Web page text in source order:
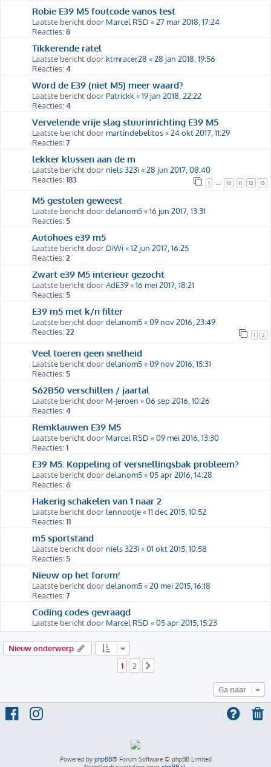
Robie E39 M5 foutcode vanos test
Laatste bericht door Marcel RSD «27 mar 2018, 17:24
Reacties:8
Tikkerende ratel
Laatste bericht door ktmracer28 «28 jan 2018, 19:56
Reacties:4
Word de E39 (niet M5) meer waard?
Laatste bericht door Patrickk «19 jan 2018, 22:22
Reacties:4
Vervelende vrije slag stuurinrichting E39 M5
Laatste bericht door martindebelitos«24 okt 2017, 11:29
Reacties:7
lekker klussen aan de m
Laatste bericht door niels 323i«28 jun 2017, 08:40
Reacties:183 1 10 11 12 13
M5 gestolen geweest
Laatste bericht doordelanom5«16 jun 2017, 13:31
Reacties: 5
Autohoes e39 m5
Laatste bericht door DiWi«12 jun 2017, 16:25
Reacties:2
Zwart e39 M5 interieur gezocht
Laatste bericht doorAdE39«16 mei 2017, 18:21
Reacties: 5
E39 m5 met k/n filter
Laatste bericht doordelanom5«09 nov 2016, 23:49
Reacties:22 1 2
Veel toeren geen snelheid
Laatste bericht doordelanom5«09 nov 2016, 15:31
Reacties: 5
S62B50 verschillen / jaartal
Laatste bericht door M-Jeroen «06 sep 2016, 10:26
Reacties:4
Remklauwen E39 M5
Laatste bericht door Marcel RSD «09 mei 2016, 13:30
Reacties:1
E39 M5: Koppeling of versnellingsbak probleem?
Laatste bericht doordelanom5«05 apr 2016, 14:28
Reacties:6
Hakerig schakelen van 1 naar 2
Laatste bericht door lennootje«11 dec 2015, 10:52
Reacties:11
m5 sportstand
Laatste bericht door niels 323i«01 okt 2015, 10:58
Reacties: 5
Nieuw op het forum!
Laatste bericht doordelanom5«20 mei 2015, 16:18
Reacties:7
Coding codes gevraagd
Laatste bericht door Marcel RSD «05 apr 2015, 15:23
Nieuw onderwerp
1
2
Ga naar
Powered by phpBB® Forum Software © phpBB Limited